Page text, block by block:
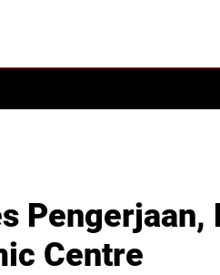
Pengerjaan,
Centre